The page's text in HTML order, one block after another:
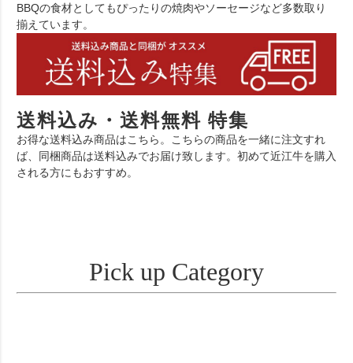
BBQの食材としてもぴったりの焼肉やソーセージなど多数取り
揃えています。
送料込み・送料無料 特集
お得な送料込み商品はこちら。こちらの商品を一緒に注文すれ
ば、同梱商品は送料込みでお届け致します。初めて近江牛を購入
される方にもおすすめ。
Pick up Category